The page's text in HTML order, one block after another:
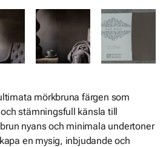
mörkbruna färgen som
stämningsfull känsla till
nyans och minimala undertoner
en mysig, inbjudande och